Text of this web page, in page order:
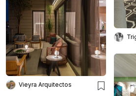
Vieyra Arquitectos